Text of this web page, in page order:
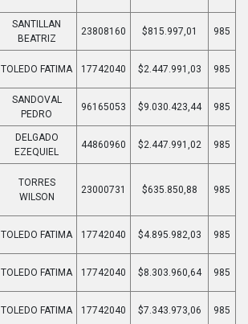
SANTILLAN
BEATRIZ
23808160 $815.997,01 985
TOLEDO FATIMA 17742040 $2.447.991,03 985
SANDOVAL
PEDRO
96165053 $9.030.423,44 985
DELGADO
EZEQUIEL
44860960 $2.447.991,02 985
TORRES
WILSON
23000731 $635.850,88 985
TOLEDO FATIMA 17742040 $4.895.982,03 985
TOLEDO FATIMA 17742040 $8.303.960,64 985
TOLEDO FATIMA 17742040 $7.343.973,06 985